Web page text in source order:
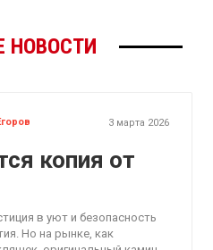
НОВОСТИ
3 марта 2026
копия от
в уют и безопасность
Но на рынке, как